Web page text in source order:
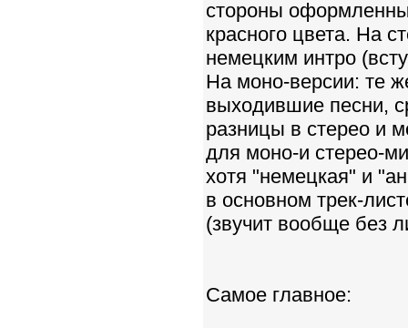
стороны
красного цвета. На
немецким интро
На моно-версии: те
выходившие песни,
разницы в стерео и
для моно-и стерео-
хотя "немецкая" и
в основном трек-
(звучит вообще без
Самое главное: